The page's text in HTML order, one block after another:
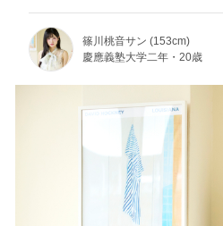
篠川桃音サン (153cm)
慶應義塾大学二年・20歳